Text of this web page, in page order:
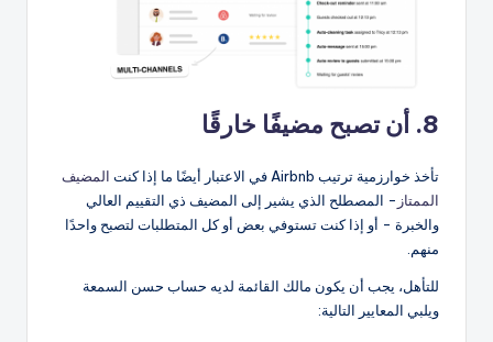
8. أن تصبح مضيفًا خارقًا
تأخذ خوارزمية ترتيب Airbnb في الاعتبار أيضًا ما إذا كنت
المضيف
الممتاز - المصطلح الذي يشير إلى المضيف ذي التقييم العالي
والخبرة - أو إذا كنت تستوفي بعض أو كل المتطلبات لتصبح واحدًا
منهم.
للتأهل، يجب أن يكون مالك القائمة لديه حساب حسن السمعة
ويلبي المعايير التالية: